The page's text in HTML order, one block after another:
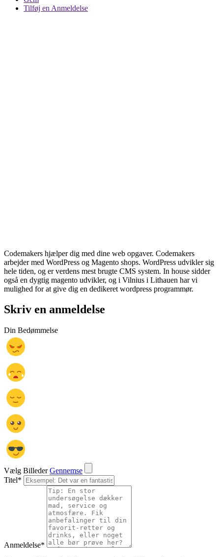
Tilføj en Anmeldelse
Codemakers hjælper dig med dine web opgaver. Codemakers
arbejder med WordPress og Magento shops. WordPress udvikler sig
hele tiden, og er verdens mest brugte CMS system. In house sidder
også en dygtig magento udvikler, og i Vilnius i Lithauen har vi
mulighed for at give dig en dedikeret wordpress programmør.
Skriv en anmeldelse
Din Bedømmelse
Vælg Billeder Gennemse
Titel*
Anmeldelse*